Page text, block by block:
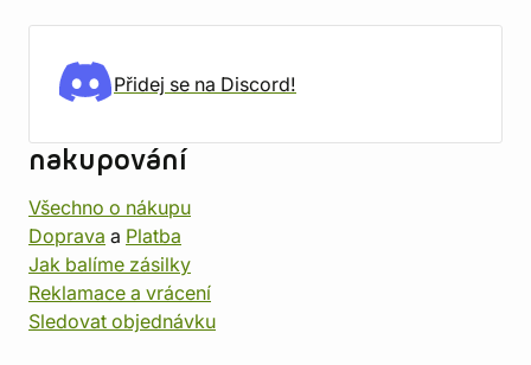
Přidej se na Discord!
nakupování
Všechno o nákupu
Doprava a Platba
Jak balíme zásilky
Reklamace a vrácení
Sledovat objednávku